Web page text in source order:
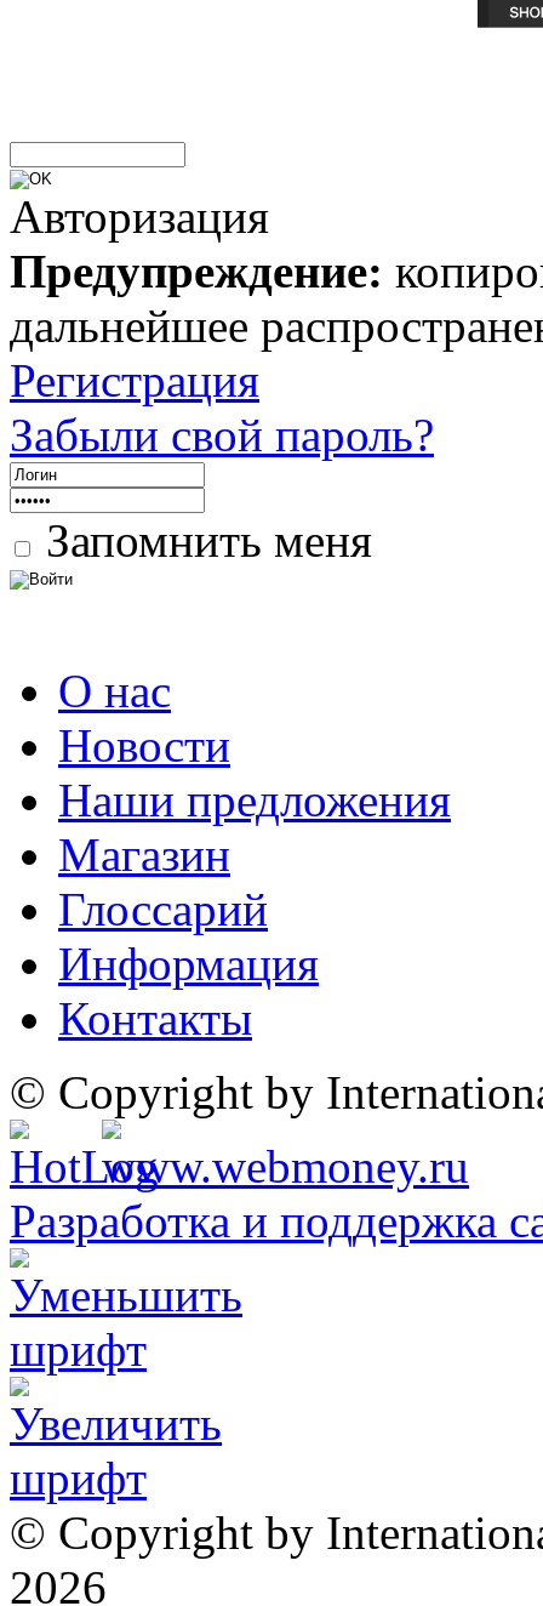
Авторизация
Предупреждение:
дальнейшее
Регистрация
Забыли свой пароль?
Запомнить меня
О нас
Новости
Наши предложения
Магазин
Глоссарий
Информация
Контакты
© Copyright by
Разработка и поддержка
© Copyright by
2026